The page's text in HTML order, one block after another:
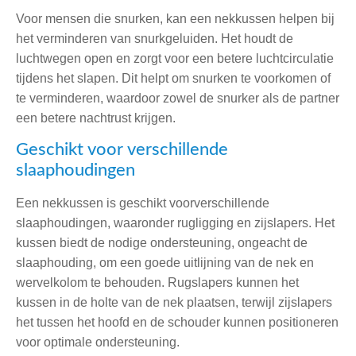
Voor mensen die snurken, kan een nekkussen helpen bij
het verminderen van snurkgeluiden. Het houdt de
luchtwegen open en zorgt voor een betere luchtcirculatie
tijdens het slapen. Dit helpt om snurken te voorkomen of
te verminderen, waardoor zowel de snurker als de partner
een betere nachtrust krijgen.
Geschikt voor verschillende
slaaphoudingen
Een nekkussen is geschikt voorverschillende
slaaphoudingen, waaronder rugligging en zijslapers. Het
kussen biedt de nodige ondersteuning, ongeacht de
slaaphouding, om een goede uitlijning van de nek en
wervelkolom te behouden. Rugslapers kunnen het
kussen in de holte van de nek plaatsen, terwijl zijslapers
het tussen het hoofd en de schouder kunnen positioneren
voor optimale ondersteuning.